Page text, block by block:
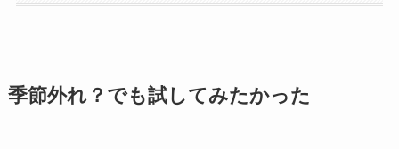
季節外れ？でも試してみたかった